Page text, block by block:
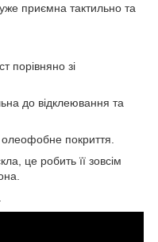
приємна тактильно та
порівняно зі
до відклеювання та
покриття.
це робить її зовсім